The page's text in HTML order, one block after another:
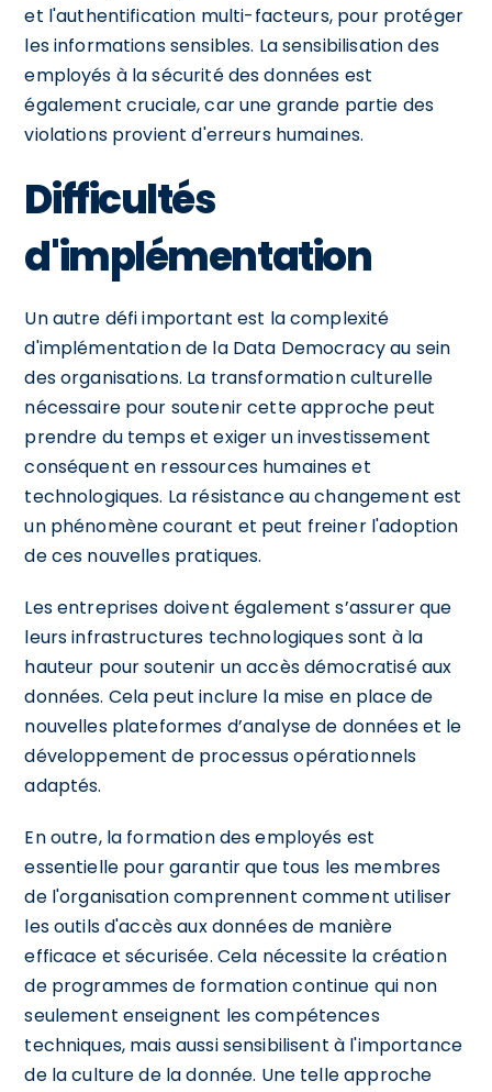
et l'authentification multi-facteurs, pour protéger
les informations sensibles. La sensibilisation des
employés à la sécurité des données est
également cruciale, car une grande partie des
violations provient d'erreurs humaines.
Difficultés
d'implémentation
Un autre défi important est la complexité
d'implémentation de la Data Democracy au sein
des organisations. La transformation culturelle
nécessaire pour soutenir cette approche peut
prendre du temps et exiger un investissement
conséquent en ressources humaines et
technologiques. La résistance au changement est
un phénomène courant et peut freiner l'adoption
de ces nouvelles pratiques.
Les entreprises doivent également s’assurer que
leurs infrastructures technologiques sont à la
hauteur pour soutenir un accès démocratisé aux
données. Cela peut inclure la mise en place de
nouvelles plateformes d’analyse de données et le
développement de processus opérationnels
adaptés.
En outre, la formation des employés est
essentielle pour garantir que tous les membres
de l'organisation comprennent comment utiliser
les outils d'accès aux données de manière
efficace et sécurisée. Cela nécessite la création
de programmes de formation continue qui non
seulement enseignent les compétences
techniques, mais aussi sensibilisent à l'importance
de la culture de la donnée. Une telle approche